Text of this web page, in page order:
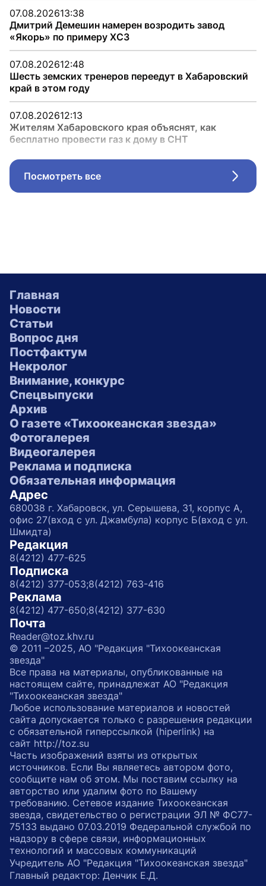
07.08.202613:38
Дмитрий Демешин намерен возродить завод
«Якорь» по примеру ХСЗ
07.08.202612:48
Шесть земских тренеров переедут в Хабаровский
край в этом году
07.08.202612:13
Жителям Хабаровского края объяснят, как
бесплатно провести газ к дому в СНТ
Посмотреть все
Главная
Новости
Статьи
Вопрос дня
Постфактум
Некролог
Внимание, конкурс
Спецвыпуски
Архив
О газете «Тихоокеанская звезда»
Фотогалерея
Видеогалерея
Реклама и подписка
Обязательная информация
Адрес
680038 г. Хабаровск, ул. Серышева, 31, корпус А,
офис 27(вход с ул. Джамбула) корпус Б(вход с ул.
Шмидта)
Редакция
8(4212) 477-625
Подписка
8(4212) 377-053;8(4212) 763-416
Реклама
8(4212) 477-650;8(4212) 377-630
Почта
Reader@toz.khv.ru
© 2011 –2025, АО "Редакция "Тихоокеанская
звезда"
Все права на материалы, опубликованные на
настоящем сайте, принадлежат АО "Редакция
"Тихоокеанская звезда"
Любое использование материалов и новостей
сайта допускается только с разрешения редакции
с обязательной гиперссылкой (hiperlink) на
сайт http://toz.su
Часть изображений взяты из открытых
источников. Если Вы являетесь автором фото,
сообщите нам об этом. Мы поставим ссылку на
авторство или удалим фото по Вашему
требованию. Сетевое издание Тихоокеанская
звезда, свидетельство о регистрации ЭЛ № ФС77-
75133 выдано 07.03.2019 Федеральной службой по
надзору в сфере связи, информационных
технологий и массовых коммуникаций
Учредитель АО "Редакция "Тихоокеанская звезда"
Главный редактор: Денчик Е.Д.